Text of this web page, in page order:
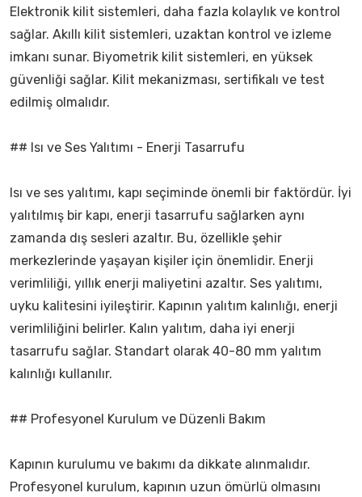
Elektronik kilit sistemleri, daha fazla kolaylık ve kontrol
sağlar. Akıllı kilit sistemleri, uzaktan kontrol ve izleme
imkanı sunar. Biyometrik kilit sistemleri, en yüksek
güvenliği sağlar. Kilit mekanizması, sertifikalı ve test
edilmiş olmalıdır.
## Isı ve Ses Yalıtımı - Enerji Tasarrufu
Isı ve ses yalıtımı, kapı seçiminde önemli bir faktördür. İyi
yalıtılmış bir kapı, enerji tasarrufu sağlarken aynı
zamanda dış sesleri azaltır. Bu, özellikle şehir
merkezlerinde yaşayan kişiler için önemlidir. Enerji
verimliliği, yıllık enerji maliyetini azaltır. Ses yalıtımı,
uyku kalitesini iyileştirir. Kapının yalıtım kalınlığı, enerji
verimliliğini belirler. Kalın yalıtım, daha iyi enerji
tasarrufu sağlar. Standart olarak 40-80 mm yalıtım
kalınlığı kullanılır.
## Profesyonel Kurulum ve Düzenli Bakım
Kapının kurulumu ve bakımı da dikkate alınmalıdır.
Profesyonel kurulum, kapının uzun ömürlü olmasını